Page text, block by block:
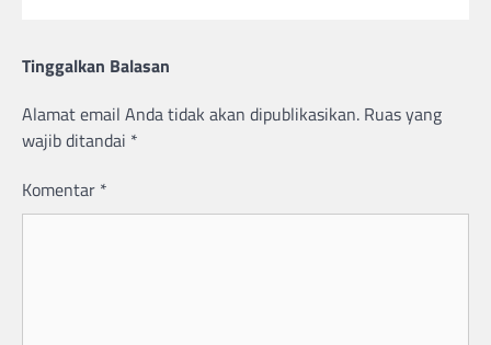
Tinggalkan Balasan
Alamat email Anda tidak akan dipublikasikan. Ruas yang
wajib ditandai *
Komentar *